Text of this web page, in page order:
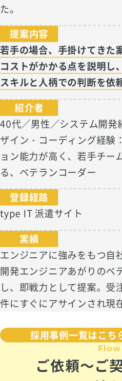
た。
提案内容
若手の場合、手掛けてきた
コストがかかる点を説明し
スキルと人柄での判断を依
紹介者
40代／男性／システム開発
ザイン・コーディング経験
ョン能力が高く、若手チー
る、ベテランコーダー
登録経路
type IT 派遣サイト
実績
エンジニアに強みをもつ自
開発エンジニアあがりのベ
し、即戦力として提案。受
件にすぐにアサインされ現
採用事例一覧はこち
Flow
ご依頼～ご